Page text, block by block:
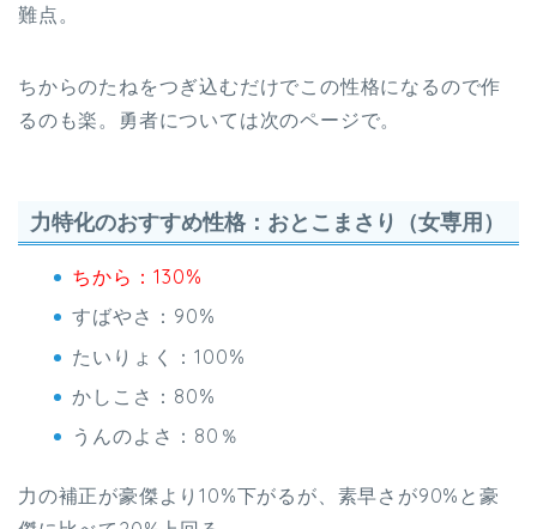
難点。
ちからのたねをつぎ込むだけでこの性格になるので作
るのも楽。勇者については次のページで。
力特化のおすすめ性格：おとこまさり（女専用）
ちから：130%
すばやさ：90%
たいりょく：100%
かしこさ：80%
うんのよさ：80％
力の補正が豪傑より10%下がるが、素早さが90%と豪